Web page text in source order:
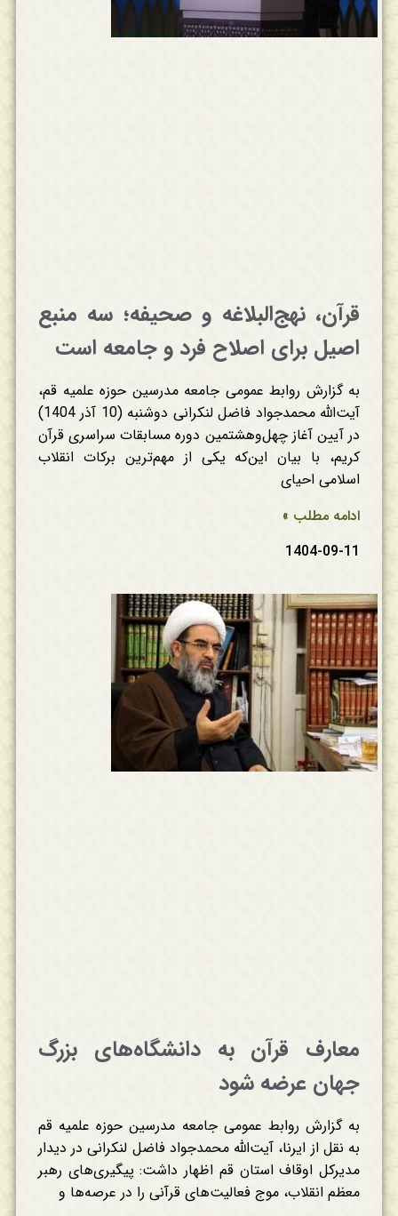
قرآن، نهج‌البلاغه و صحیفه؛ سه منبع
اصیل برای اصلاح فرد و جامعه است
به گزارش روابط عمومی جامعه مدرسین حوزه علمیه قم،‌
آیت‌الله محمدجواد فاضل لنکرانی دوشنبه (10 آذر 1404)
در آیین آغاز چهل‌وهشتمین دوره مسابقات سراسری قرآن
کریم، با بیان این‌که یکی از مهم‌ترین برکات انقلاب
اسلامی احیای
ادامه مطلب »
1404-09-11
معارف قرآن به دانشگاه‌های بزرگ
جهان عرضه شود
به گزارش روابط عمومی جامعه مدرسین حوزه علمیه قم
به نقل از ایرنا، آیت‌الله محمدجواد فاضل لنکرانی در دیدار
مدیرکل اوقاف استان قم اظهار داشت: پیگیری‌های رهبر
معظم انقلاب، موج فعالیت‌های قرآنی را در عرصه‌ها و